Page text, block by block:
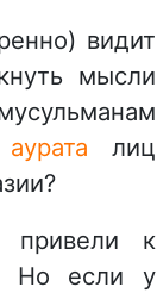
видит
мысли
аурата лиц
привели к
Но если у